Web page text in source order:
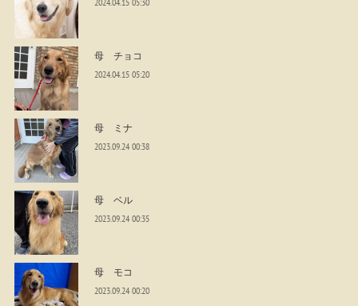
母 チョコ
2024.04.15 05:20
母 ミナ
2023.09.24 00:38
母 ベル
2023.09.24 00:35
母 モコ
2023.09.24 00:20